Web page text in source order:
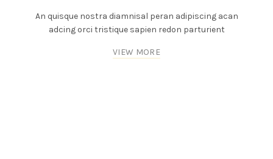
An quisque nostra diamnisal peran adipiscing acan
adcing orci tristique sapien redon parturient
VIEW MORE